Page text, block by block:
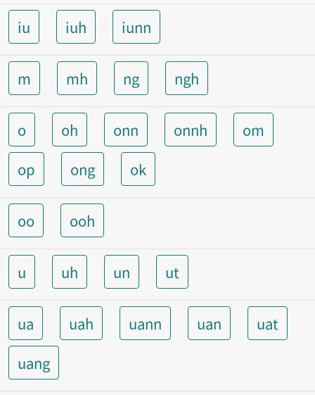
iu iuh iunn
m mh ng ngh
o oh onn onnh
om
op
ong ok
oo ooh
u uh un ut
ua uah uann uan
uat
uang